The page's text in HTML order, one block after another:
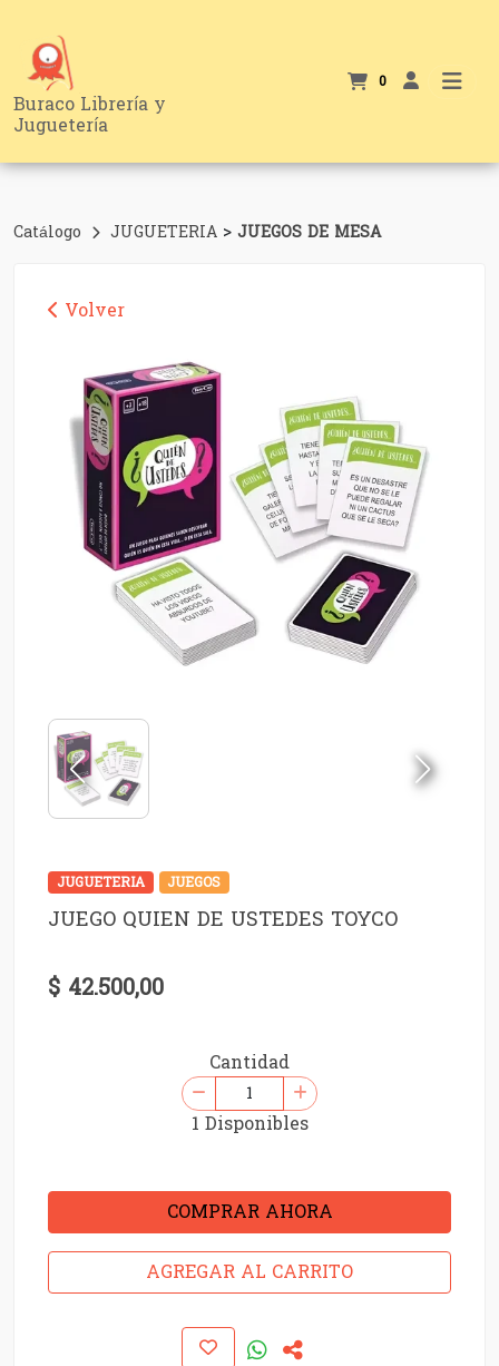
Buraco Librería y
Juguetería
0
Catálogo JUGUETERIA > JUEGOS DE MESA
Volver
JUGUETERIA JUEGOS
JUEGO QUIEN DE USTEDES TOYCO
$ 42.500,00
Cantidad
1 Disponibles
COMPRAR AHORA
AGREGAR AL CARRITO